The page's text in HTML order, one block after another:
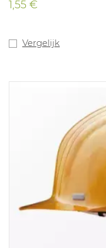
1,55 €
Vergelijk